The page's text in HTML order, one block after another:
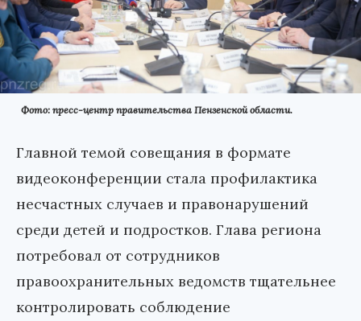
Фото: пресс-центр правительства Пензенской области.
Главной темой совещания в формате
видеоконференции стала профилактика
несчастных случаев и правонарушений
среди детей и подростков. Глава региона
потребовал от сотрудников
правоохранительных ведомств тщательнее
контролировать соблюдение